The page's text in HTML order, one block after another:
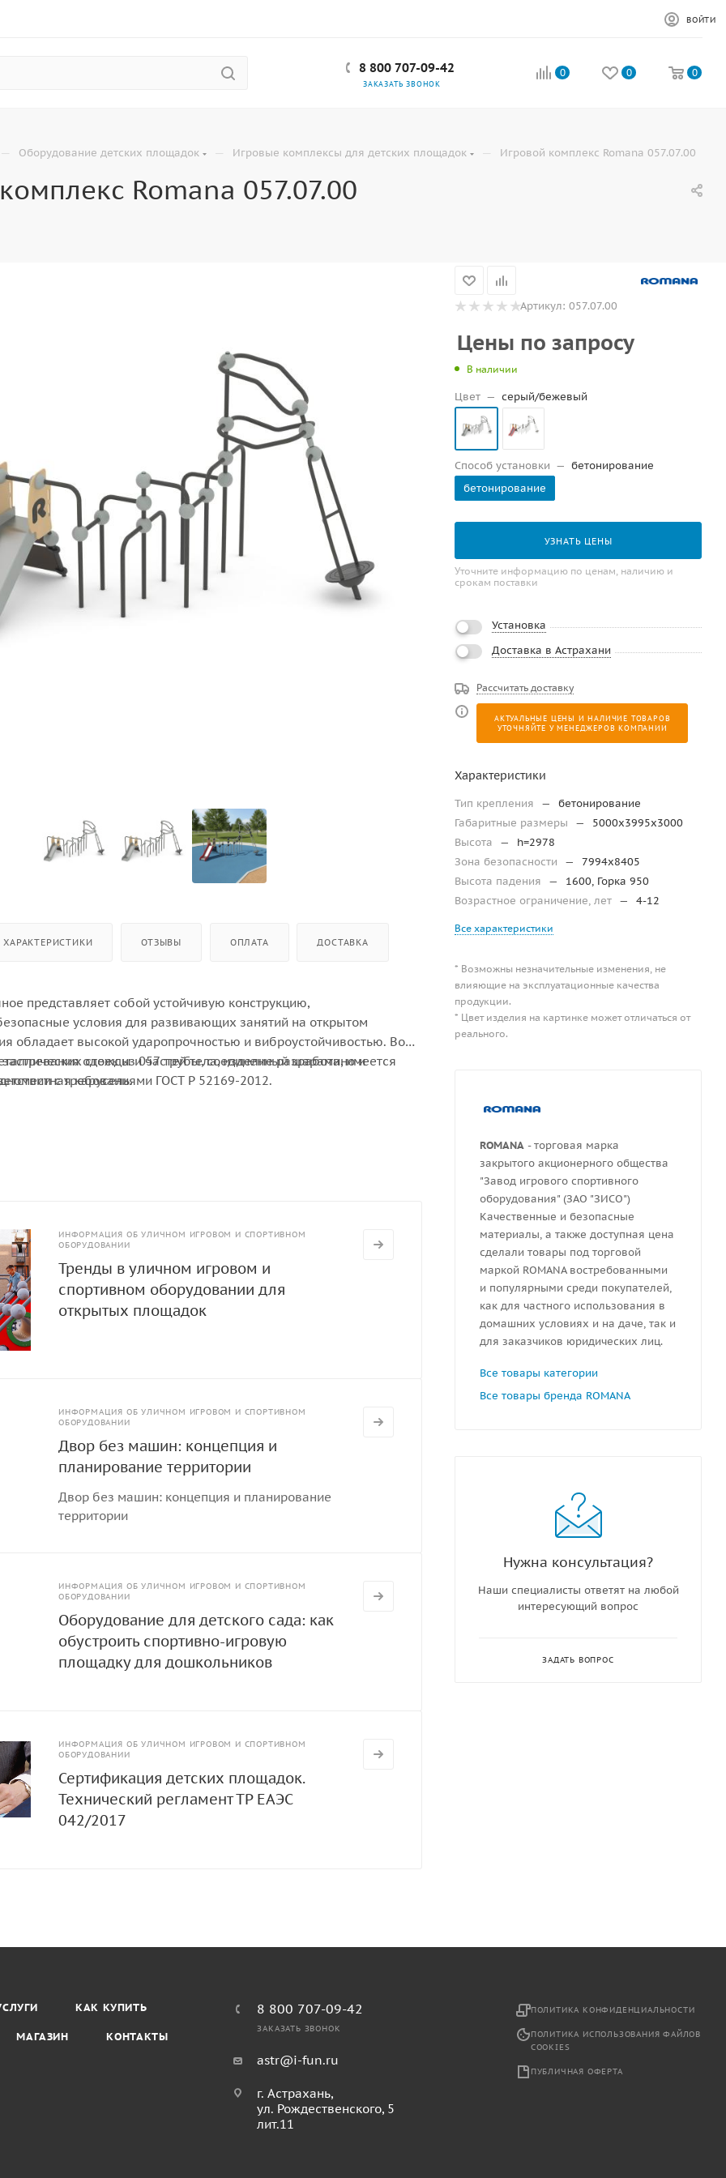
ВОЙТИ
8 800 707-09-42
ЗАКАЗАТЬ ЗВОНОК
0 0 0
— Оборудование детских площадок — Игровые комплексы для детских площадок — Игровой комплекс Romana 057.07.00
Romana 057.07.00
ХАРАКТЕРИСТИКИ ОТЗЫВЫ ОПЛАТА ДОСТАВКА
представляет собой устойчивую конструкцию,
условия для развивающих занятий на открытом
обладает высокой ударопрочностью и виброустойчивостью. Во
одежды и частей тела, изделие разработано и
с требованиями ГОСТ Р 52169-2012.
стоек из 057 трубы, соединенный шарами, имеется
карусель.
ИНФОРМАЦИЯ ОБ УЛИЧНОМ ИГРОВОМ И СПОРТИВНОМ
ОБОРУДОВАНИИ
Тренды в уличном игровом и
спортивном оборудовании для
открытых площадок
ИНФОРМАЦИЯ ОБ УЛИЧНОМ ИГРОВОМ И СПОРТИВНОМ
ОБОРУДОВАНИИ
Двор без машин: концепция и
планирование территории
Двор без машин: концепция и планирование
территории
ИНФОРМАЦИЯ ОБ УЛИЧНОМ ИГРОВОМ И СПОРТИВНОМ
ОБОРУДОВАНИИ
Оборудование для детского сада: как
обустроить спортивно-игровую
площадку для дошкольников
ОБОРУДОВАНИИ
Сертификация детских площадок.
Технический регламент ТР ЕАЭС
Артикул: 057.07.00
Цены по запросу
В наличии
Цвет — серый/бежевый
Способ установки — бетонирование
бетонирование
УЗНАТЬ ЦЕНЫ
Уточните информацию по ценам, наличию и
срокам поставки
Установка
Доставка в Астрахани
Рассчитать доставку
АКТУАЛЬНЫЕ ЦЕНЫ И НАЛИЧИЕ ТОВАРОВ
УТОЧНЯЙТЕ У МЕНЕДЖЕРОВ КОМПАНИИ
Характеристики
Тип крепления —
бетонирование
Габаритные размеры
—
5000х3995х3000
Высота
—
h=2978
Зона безопасности
—
7994x8405
Высота падения
—
1600, Горка 950
Возрастное ограничение, лет — 4-12
Все характеристики
* Возможны незначительные изменения, не
влияющие на эксплуатационные качества
продукции.
* Цвет изделия на картинке может отличаться от
реального.
ROMANA - торговая марка
закрытого акционерного общества
"Завод игрового спортивного
оборудования" (ЗАО "ЗИСО")
Качественные и безопасные
материалы, а также доступная цена
сделали товары под торговой
маркой ROMANA востребованными
и популярными среди покупателей,
как для частного использования в
домашних условиях и на даче, так и
для заказчиков юридических лиц.
Все товары категории
Все товары бренда ROMANA
Нужна консультация?
Наши специалисты ответят на любой
интересующий вопрос
ЗАДАТЬ ВОПРОС
8 800 707-09-42
г. Астрахань,
ул. Рождественского, 5
ПОЛИТИКА КОНФИДЕНЦИАЛЬНОСТИ
COOKIES